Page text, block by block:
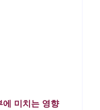
에 미치는 영향